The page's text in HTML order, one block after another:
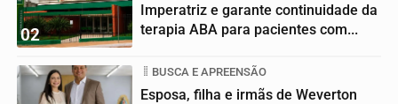
02
Imperatriz e garante continuidade da
terapia ABA para pacientes com...
BUSCA E APREENSÃO
Esposa, filha e irmãs de Weverton